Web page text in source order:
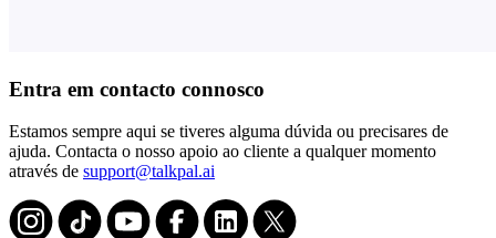
Entra em contacto connosco
Estamos sempre aqui se tiveres alguma dúvida ou precisares de
ajuda. Contacta o nosso apoio ao cliente a qualquer momento
através de support@talkpal.ai